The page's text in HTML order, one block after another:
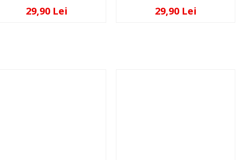
29,90 Lei 29,90 Lei